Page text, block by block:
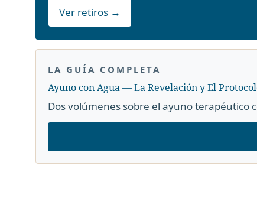
Ver retiros →
LA GUÍA COMPLETA
Ayuno con Agua — La Revelación y El
Dos volúmenes sobre el ayuno